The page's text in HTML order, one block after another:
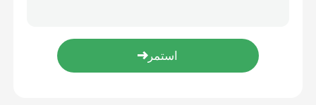
شبكة الحشرات الزراعية